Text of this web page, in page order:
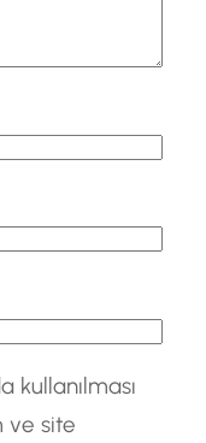
kullanılması
ve site